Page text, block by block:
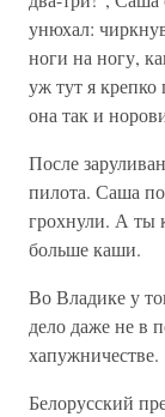
унюхал:
ноги на ногу,
уж тут я крепко
она так и
После
пилота. Саша
грохнули. А ты
больше каши.
Во Владике у
дело даже не в
хапужничестве.
Белорусский